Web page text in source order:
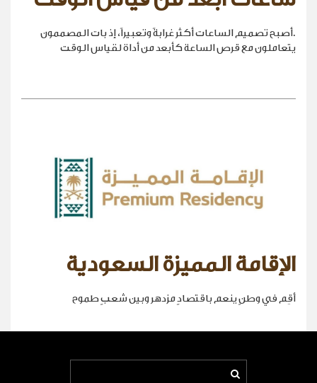
.أصبح تصميم الساعات أكثر غرابةً وتعبيراً، إذ بات المصممون
يتعاملون مع قرص الساعة كأبعد من أداة لقياس الوقت
الإقامة المميزة السعودية
أقِم في وطنٍ ينعم باقتصادٍ مزدهر وبين شعبٍ طموح